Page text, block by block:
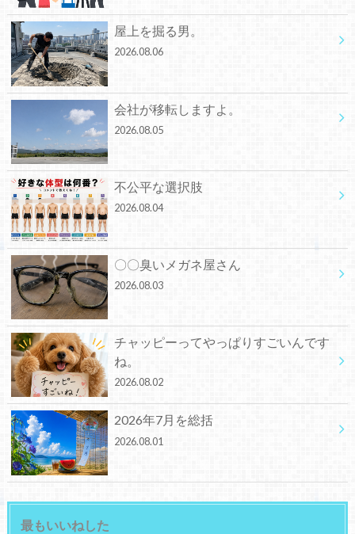
屋上を掘る男。
2026.08.06
会社が移転しますよ。
2026.08.05
不公平な選択肢
2026.08.04
〇〇臭いメガネ屋さん
2026.08.03
チャッピーってやっぱりすごいんです
ね。
2026.08.02
2026年7月を総括
2026.08.01
最もいいねした